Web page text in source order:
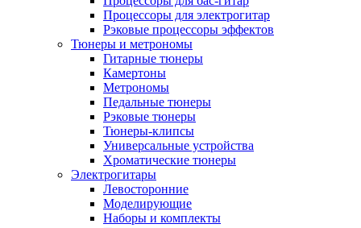
Процессоры для электрогитар
Рэковые процессоры эффектов
Тюнеры и метрономы
Гитарные тюнеры
Камертоны
Метрономы
Педальные тюнеры
Рэковые тюнеры
Тюнеры-клипсы
Универсальные устройства
Хроматические тюнеры
Электрогитары
Левосторонние
Моделирующие
Наборы и комплекты